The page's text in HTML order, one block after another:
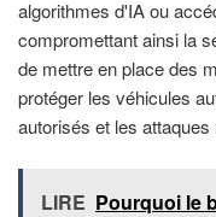
algorithmes d'IA ou
compromettant ainsi la
de mettre en place des
protéger les véhicules
autorisés et les attaques
LIRE Pourquoi le